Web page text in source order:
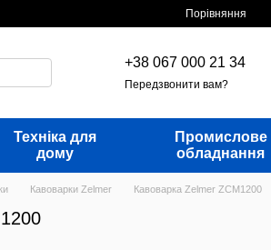
Порівняння
+38 067 000 21 34
Передзвонити вам?
Техніка для
дому
Промислове
обладнання
Кавоварки Zelmer Кавоварка Zelmer ZCM1200